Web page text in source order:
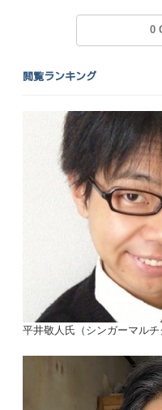
0
閲覧ランキング
平井敬人氏（シンガーマルチ